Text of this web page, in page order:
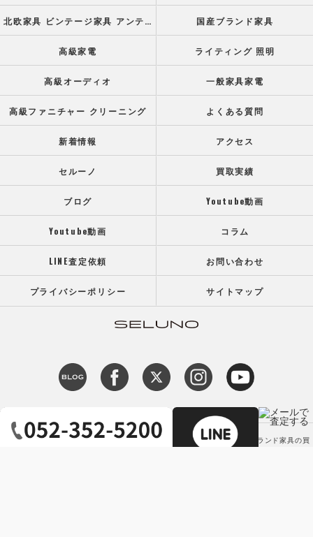
北欧家具 ビンテージ家具 アンティーク家具 国産ブランド家具
高級家電 ライティング 照明
高級オーディオ 一般家具家電
高級ファニチャー クリーニング よくある質問
新着情報 アクセス
セルーノ 買取実績
ブログ Youtube動画
Youtube動画 コラム
LINE査定依頼 お問い合わせ
プライバシーポリシー サイトマップ
c 2026 【高価買取】カッシーナ アルフレックス ミノッティなどの高級ブランド家具の買